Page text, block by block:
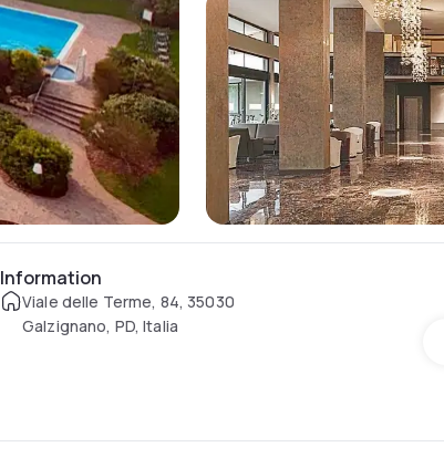
Information
Viale delle Terme, 84, 35030
Galzignano, PD, Italia